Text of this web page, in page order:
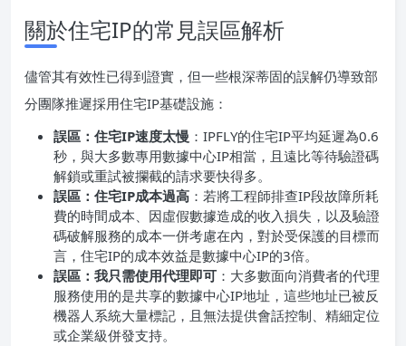
關於住宅IP的常見誤區解析
儘管其有效性已得到證實，但一些根深蒂固的誤解仍導致部
分團隊推遲採用住宅IP基礎設施：
誤區：住宅IP速度太慢 ：IPFLY的住宅IP平均延遲為0.6
秒，與大多數專用數據中心IP相當，且遠比等待驗證碼
解鎖或重試被攔截的請求要快得多。
誤區：住宅IP成本過高 ：若將工程師排查IP段故障所耗
費的時間成本、因虛假數據造成的收入損失，以及驗證
碼破解服務的成本一併考慮在內，對於受保護的目標而
言，住宅IP的成本效益是數據中心IP的3倍。
誤區：我只需使用代理即可 ：大多數面向消費者的代理
服務使用的是共享的數據中心IP地址，這些地址已被反
機器人系統大量標記，且無法提供會話控制、精細定位
或企業級併發支持。